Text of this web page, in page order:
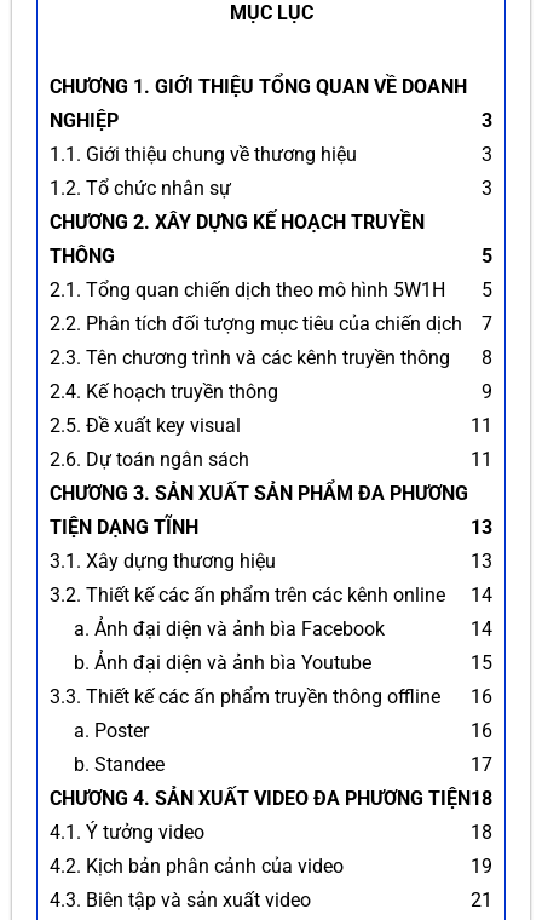
MỤC LỤC
CHƯƠNG 1. GIỚI THIỆU TỔNG QUAN VỀ DOANH
NGHIỆP
3
1.1. Giới thiệu chung về thương hiệu
3
1.2. Tổ chức nhân sự
3
CHƯƠNG 2. XÂY DỰNG KẾ HOẠCH TRUYỀN
THÔNG
5
2.1. Tổng quan chiến dịch theo mô hình 5W1H
5
2.2. Phân tích đối tượng mục tiêu của chiến dịch
7
2.3. Tên chương trình và các kênh truyền thông
8
2.4. Kế hoạch truyền thông
9
2.5. Đề xuất key visual
11
2.6. Dự toán ngân sách
11
CHƯƠNG 3. SẢN XUẤT SẢN PHẨM ĐA PHƯƠNG
TIỆN DẠNG TĨNH
13
3.1. Xây dựng thương hiệu
13
3.2. Thiết kế các ấn phẩm trên các kênh online
14
a. Ảnh đại diện và ảnh bìa Facebook
14
b. Ảnh đại diện và ảnh bìa Youtube
15
3.3. Thiết kế các ấn phẩm truyền thông offline
16
a. Poster
16
b. Standee
17
CHƯƠNG 4. SẢN XUẤT VIDEO ĐA PHƯƠNG TIỆN18
4.1. Ý tưởng video
18
4.2. Kịch bản phân cảnh của video
19
4.3. Biên tập và sản xuất video
21